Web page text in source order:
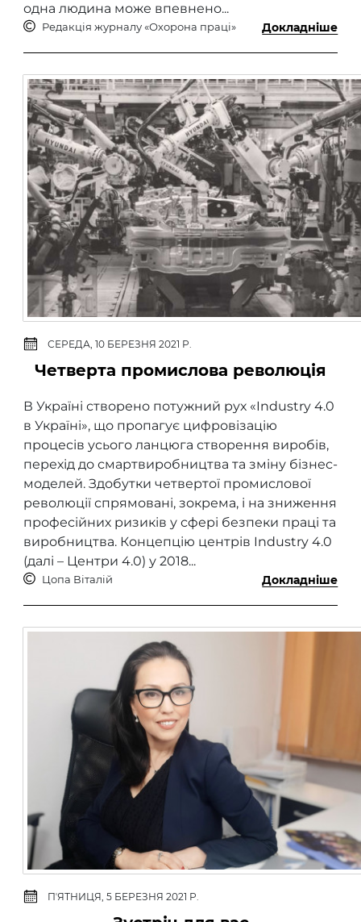
одна людина може впевнено...
Редакція журналу «Охорона праці» Докладніше
СЕРЕДА, 10 БЕРЕЗНЯ 2021 Р.
Четверта промислова революція
В Україні створено потужний рух «Industry 4.0
в Україні», що пропагує цифровізацію
процесів усього ланцюга створення виробів,
перехід до смартвиробництва та зміну бізнес-
моделей. Здобутки четвертої промислової
революції спрямовані, зокрема, і на зниження
професійних ризиків у сфері безпеки праці та
виробництва. Концепцію центрів Industry 4.0
(далі – Центри 4.0) у 2018...
Цопа Віталій Докладніше
ПʼЯТНИЦЯ, 5 БЕРЕЗНЯ 2021 Р.